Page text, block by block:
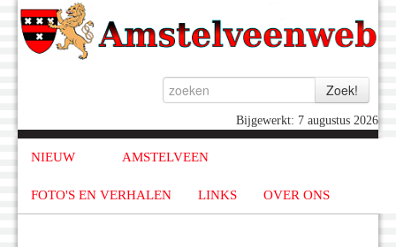
Bijgewerkt: 7 augustus 2026
NIEUW AMSTELVEEN
FOTO'S EN VERHALEN LINKS OVER ONS